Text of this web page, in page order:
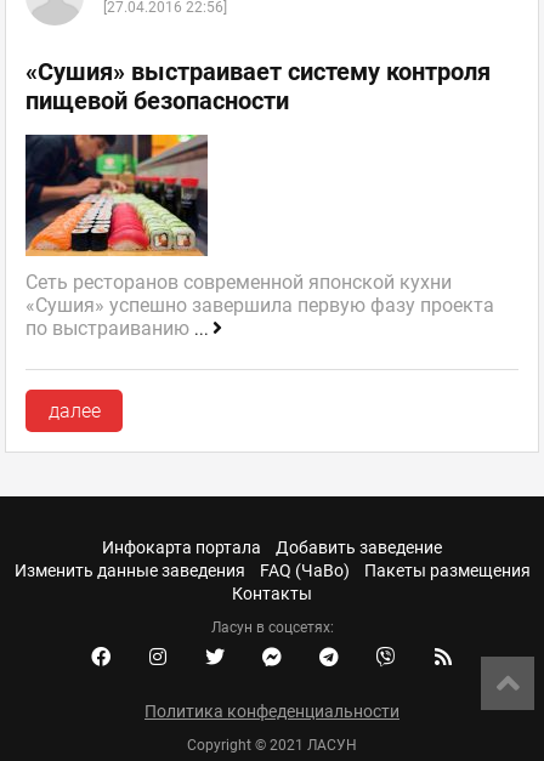
[27.04.2016 22:56]
«Сушия» выстраивает систему контроля
пищевой безопасности
Сеть ресторанов современной японской кухни
«Сушия» успешно завершила первую фазу проекта
по выстраиванию ...
далее
Инфокарта портала
Добавить заведение
Изменить данные заведения
FAQ (ЧаВо)
Пакеты размещения
Контакты
Ласун в соцсетях:
Политика конфеденциальности
Copyright © 2021 ЛАСУН